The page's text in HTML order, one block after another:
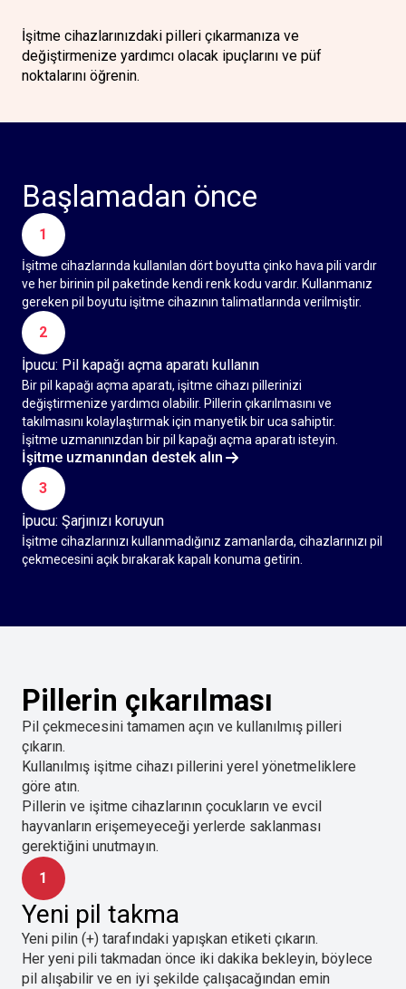
İşitme cihazlarınızdaki pilleri çıkarmanıza ve
değiştirmenize yardımcı olacak ipuçlarını ve püf
noktalarını öğrenin.
Başlamadan önce
1
İşitme cihazlarında kullanılan dört boyutta çinko hava pili vardır
ve her birinin pil paketinde kendi renk kodu vardır. Kullanmanız
gereken pil boyutu işitme cihazının talimatlarında verilmiştir.
2
İpucu: Pil kapağı açma aparatı kullanın
Bir pil kapağı açma aparatı, işitme cihazı pillerinizi
değiştirmenize yardımcı olabilir. Pillerin çıkarılmasını ve
takılmasını kolaylaştırmak için manyetik bir uca sahiptir.
İşitme uzmanınızdan bir pil kapağı açma aparatı isteyin.
İşitme uzmanından destek alın
3
İpucu: Şarjınızı koruyun
İşitme cihazlarınızı kullanmadığınız zamanlarda, cihazlarınızı pil
çekmecesini açık bırakarak kapalı konuma getirin.
Pillerin çıkarılması
Pil çekmecesini tamamen açın ve kullanılmış pilleri
çıkarın.
Kullanılmış işitme cihazı pillerini yerel yönetmeliklere
göre atın.
Pillerin ve işitme cihazlarının çocukların ve evcil
hayvanların erişemeyeceği yerlerde saklanması
gerektiğini unutmayın.
1
Yeni pil takma
Yeni pilin (+) tarafındaki yapışkan etiketi çıkarın.
Her yeni pili takmadan önce iki dakika bekleyin, böylece
pil alışabilir ve en iyi şekilde çalışacağından emin